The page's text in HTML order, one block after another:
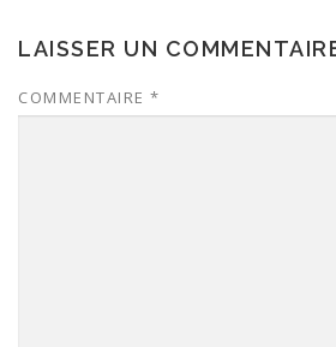
LAISSER UN
COMMENTAIRE *